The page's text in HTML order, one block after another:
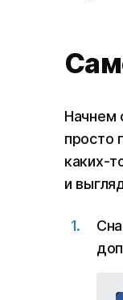
Начнем
просто
каких-
и